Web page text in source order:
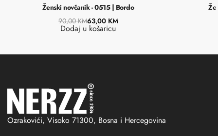
Ženski novčanik - 0515 | Bordo
90,00KM63,00 KM
Dodaj u košaricu
Ozrakovići, Visoko 71300, Bosna i Hercegovina